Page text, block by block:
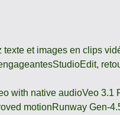
texte et images en clips
StudioEdit,
with native audioVeo 3.1
motionRunway Gen-